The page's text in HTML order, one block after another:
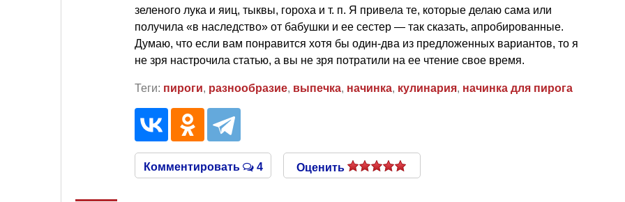
зеленого лука и яиц, тыквы, гороха и т. п. Я привела те, которые делаю сама или
получила «в наследство» от бабушки и ее сестер — так сказать, апробированные.
Думаю, что если вам понравится хотя бы один-два из предложенных вариантов, то я
не зря настрочила статью, а вы не зря потратили на ее чтение свое время.
Теги: пироги, разнообразие, выпечка, начинка, кулинария, начинка для пирога
Комментировать 4 Оценить